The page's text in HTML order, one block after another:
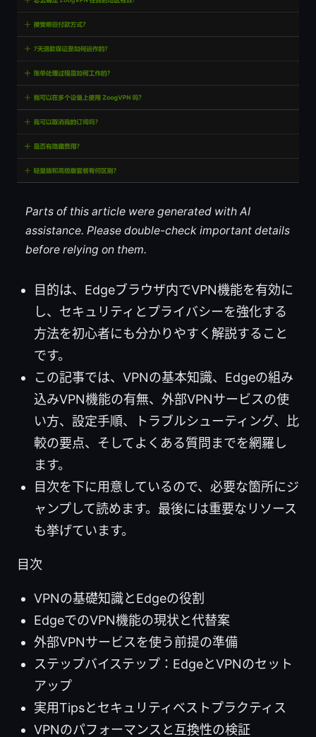
Parts of this article were generated with AI
assistance. Please double-check important details
before relying on them.
目的は、Edgeブラウザ内でVPN機能を有効に
し、セキュリティとプライバシーを強化する
方法を初心者にも分かりやすく解説すること
です。
この記事では、VPNの基本知識、Edgeの組み
込みVPN機能の有無、外部VPNサービスの使
い方、設定手順、トラブルシューティング、比
較の要点、そしてよくある質問までを網羅し
ます。
目次を下に用意しているので、必要な箇所にジ
ャンプして読めます。最後には重要なリソース
も挙げています。
目次
VPNの基礎知識とEdgeの役割
EdgeでのVPN機能の現状と代替案
外部VPNサービスを使う前提の準備
ステップバイステップ：EdgeとVPNのセット
アップ
実用Tipsとセキュリティベストプラクティス
VPNのパフォーマンスと互換性の検証